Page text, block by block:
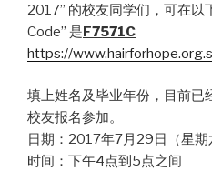
2017” 的校友同学们，可在以
Code” 是F7571C
https://
填上姓名及毕业年份，目前
校友报名参加。
日期：2017年7月29日（星期
时间：下午4点到5点之间